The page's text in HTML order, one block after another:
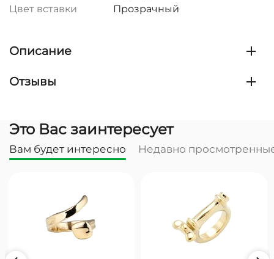
Цвет вставки
Прозрачный
Описание
Отзывы
Это Вас заинтересует
Вам будет интересно Недавно